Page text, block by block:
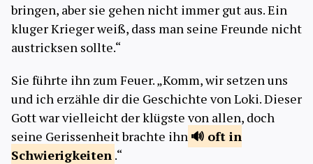
bringen, aber sie gehen nicht immer gut aus. Ein
kluger Krieger weiß, dass man seine Freunde nicht
austricksen sollte.“
Sie führte ihn zum Feuer. „Komm, wir setzen uns
und ich erzähle dir die Geschichte von Loki. Dieser
Gott war vielleicht der klügste von allen, doch
seine Gerissenheit brachte ihn
oft in
Schwierigkeiten .“